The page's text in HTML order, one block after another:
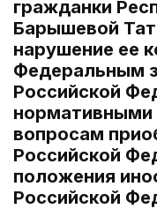
гражданки
Барышевой
нарушение ее
Федеральным
Российской
нормативными
вопросам
Российской
положения
Российской